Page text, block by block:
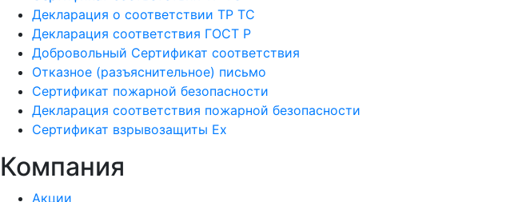
Декларация о соответствии ТР ТС
Декларация соответствия ГОСТ Р
Добровольный Сертификат соответствия
Отказное (разъяснительное) письмо
Сертификат пожарной безопасности
Декларация соответствия пожарной безопасности
Сертификат взрывозащиты Ех
Компания
Акции